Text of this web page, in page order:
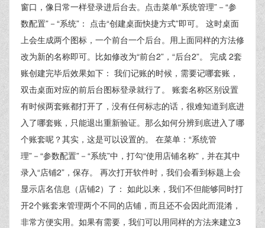
窗口，像日常一样登录进后台去。点击菜单“系统管理”－“参
数配置”－“系统”： 点击“创建桌面快捷方式”即可。 这时桌面
上会生成两个图标，一个前台一个后台。用上面同样的方法修
改为新的名称即可。比如修改为“前台2”，“后台2”。 完成 2套
账创建完毕后效果如下： 我们记账的时候，需要记哪套账，
双击桌面对应的前后台图标登录就行了。 账套名称区别设置
有时候两套账都打开了，没有任何标志的话，很难知道到底进
入了哪套账，只能退出重新验证。那么如何分辨到底进入了哪
个账套呢？其实，这是可以设置的。 在菜单：“系统管
理”－“参数配置”－“系统”中，打勾“使用店铺名称”，并在其中
录入“店铺2”，保存。 再次打开软件时，我们会看到标题上会
显示店名信息（店铺2）了： 如此以来，我们不但能够同时打
开2个账套来管理两个不同的店铺，而且还不会因此而混淆，
非常方便实用。如果有需要，我们可以用同样的方法来建立3